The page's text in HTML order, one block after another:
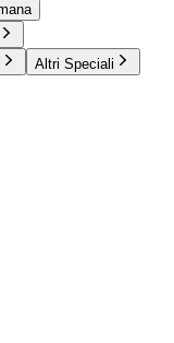
Altri Speciali